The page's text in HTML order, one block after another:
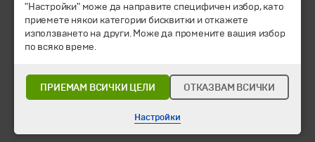
Всички програми от А до Я
Промоции
Горещи оферти
Туристически обекти
"Настройки" може да направите специфичен избор, като
приемете някои категории бисквитки и откажете
използването на други. Може да промените вашия избор
по всяко време.
ПРИЕМАМ ВСИЧКИ ЦЕЛИ ОТКАЗВАМ ВСИЧКИ
Настройки